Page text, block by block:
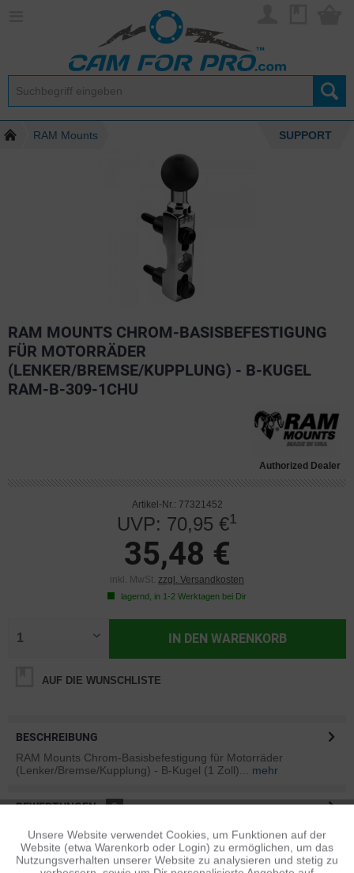
RAM Mounts SUPPORT
RAM MOUNTS CHROM-BASISBEFESTIGUNG
FÜR MOTORRÄDER
(LENKER/BREMSE/KUPPLUNG) - B-KUGEL
RAM-B-309-1CHU
Authorized Dealer
Artikel-Nr.: 77321452
UVP: 70,95 €1
35,48 €
inkl. MwSt. zzgl. Versandkosten
lagernd, in 1-2 Werktagen bei Dir
IN DEN WARENKORB
AUF DIE WUNSCHLISTE
BESCHREIBUNG
RAM Mounts Chrom-Basisbefestigung für Motorräder
(Lenker/Bremse/Kupplung) - B-Kugel (1 Zoll)...
mehr
BEWERTUNGEN
0
ÄHNLICHE ARTIKEL
Funktionale Aktiv
Unsere Website verwendet Cookies, um Funktionen auf der
Website (etwa Warenkorb oder Login) zu ermöglichen, um das
Nutzungsverhalten unserer Website zu analysieren und stetig zu